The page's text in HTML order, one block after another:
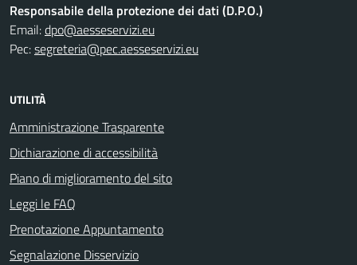
Responsabile della protezione dei dati (D.P.O.)
Email:dpo@aesseservizi.eu
Pec:segreteria@pec.aesseservizi.eu
UTILITÀ
Amministrazione Trasparente
Dichiarazione di accessibilità
Piano di miglioramento del sito
Leggi le FAQ
Prenotazione Appuntamento
Segnalazione Disservizio